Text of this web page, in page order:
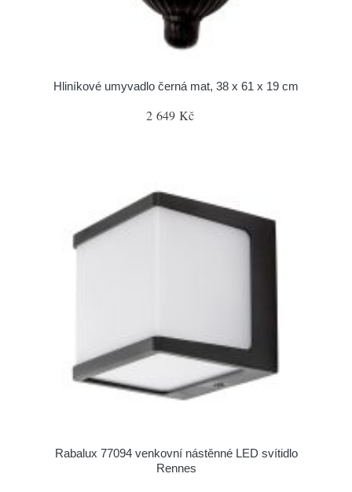
Hliníkové umyvadlo černá mat, 38 x 61 x 19 cm
2 649 Kč
Rabalux 77094 venkovní nástěnné LED svítidlo
Rennes